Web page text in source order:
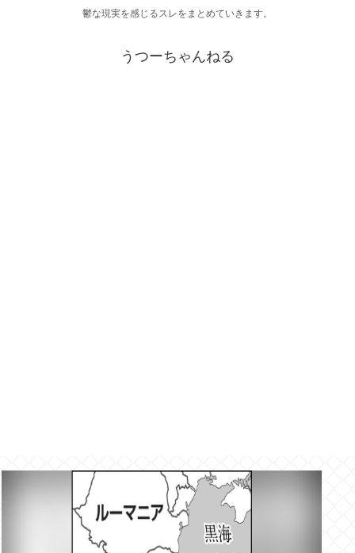
鬱な現実を感じるスレをまとめていきます。
うつーちゃんねる